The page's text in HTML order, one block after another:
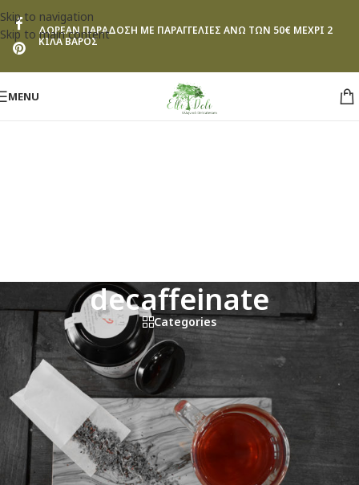
Skip to navigation
Skip to main content
ΔΩΡΕΑΝ ΠΑΡΑΔΟΣΗ ΜΕ ΠΑΡΑΓΓΕΛΙΕΣ ΑΝΩ ΤΩΝ 50€ ΜΕΧΡΙ 2
ΚΙΛΑ ΒΑΡΟΣ
MENU
decaffeinate
Categories